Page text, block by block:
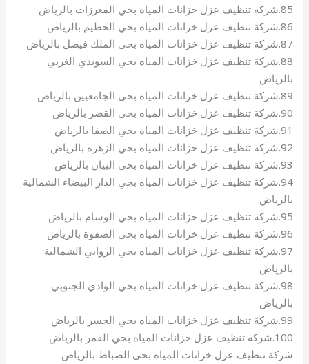
85.شركة تنظيف عزل خزانات المياه بحي المغرزات بالرياض
86.شركة تنظيف عزل خزانات المياه بحي الحطيم بالرياض
87.شركة تنظيف عزل خزانات المياه بحي الملك فيصل بالرياض
88.شركة تنظيف عزل خزانات المياه بحي السويدي الغربي
بالرياض
89.شركة تنظيف عزل خزانات المياه بحي الجامعيين بالرياض
90.شركة تنظيف عزل خزانات المياه بحي القصر بالرياض
91.شركة تنظيف عزل خزانات المياه بحي الصفا بالرياض
92.شركة تنظيف عزل خزانات المياه بحي الزهرة بالرياض
93.شركة تنظيف عزل خزانات المياه بحي البيان بالرياض
94.شركة تنظيف عزل خزانات المياه بحي الدار البيضاء الشمالية
بالرياض
95.شركة تنظيف عزل خزانات المياه بحي الوسام بالرياض
96.شركة تنظيف عزل خزانات المياه بحي الصفوة بالرياض
97.شركة تنظيف عزل خزانات المياه بحي الروابي الشمالية
بالرياض
98.شركة تنظيف عزل خزانات المياه بحي الوادي الجنوبي
بالرياض
99.شركة تنظيف عزل خزانات المياه بحي الجسر بالرياض
100.شركة تنظيف عزل خزانات المياه بحي القمر بالرياض
شركة تنظيف عزل خزانات المياه بحي الضباط بالرياض